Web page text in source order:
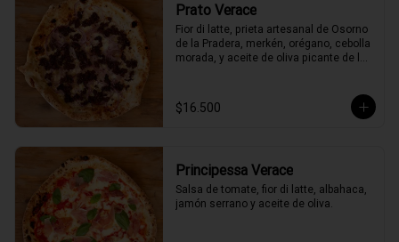
Prato Verace
Fior di latte, prieta artesanal de Osorno
de la Pradera, merkén, orégano, cebolla
morada, y aceite de oliva picante de la
$16.500
Principessa Verace
Salsa de tomate, fior di latte, albahaca,
jamón serrano y aceite de oliva.